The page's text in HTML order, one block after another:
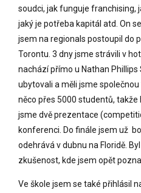
soudci, jak funguje franchising,
jaký je potřeba kapitál atd. On
jsem na regionals postoupil do
Torontu. 3 dny jsme strávili v
nachází přímo u Nathan Phillips
ubytovali a měli jsme
něco přes 5000 studentů, takže
jsme dvě prezentace
konferenci. Do finále jsem už
odehrává v dubnu na Floridě.
zkušenost, kde jsem opět
Ve škole jsem se také přihlásil